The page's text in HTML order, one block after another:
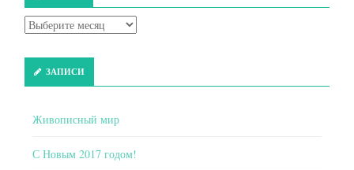
ЗАПИСИ
Живописный мир
С Новым 2017 годом!